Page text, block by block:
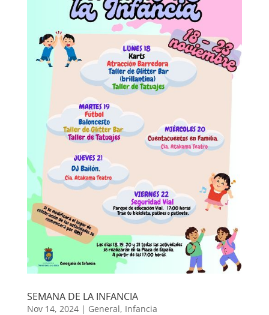
SEMANA DE LA INFANCIA
Nov 14, 2024| General, Infancia